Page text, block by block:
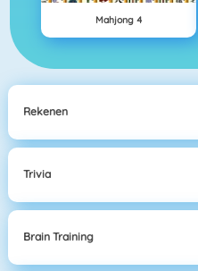
Mahjong 4
Rekenen
Trivia
Brain Training